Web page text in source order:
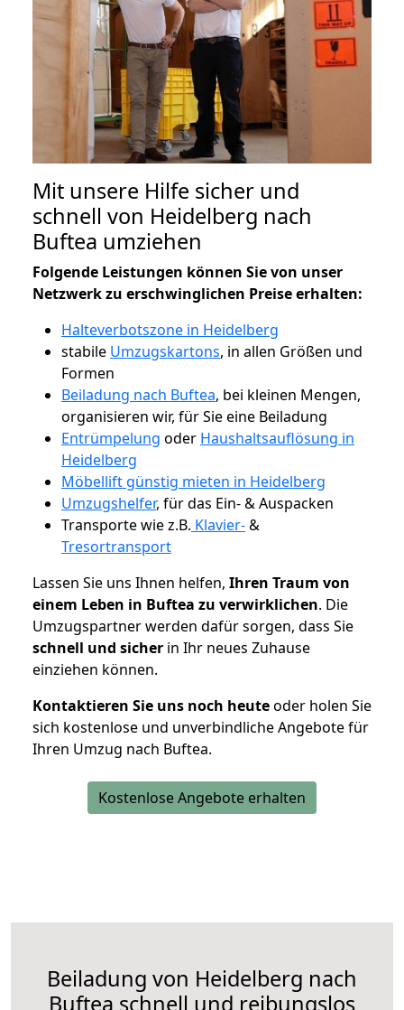
Mit unsere Hilfe sicher und
schnell von Heidelberg nach
Buftea umziehen
Folgende Leistungen können Sie von unser
Netzwerk zu erschwinglichen Preise erhalten:
Halteverbotszone in Heidelberg
stabile Umzugskartons, in allen Größen und
Formen
Beiladung nach Buftea, bei kleinen Mengen,
organisieren wir, für Sie eine Beiladung
Entrümpelung oder Haushaltsauflösung in
Heidelberg
Möbellift günstig mieten in Heidelberg
Umzugshelfer, für das Ein- & Auspacken
Transporte wie z.B. Klavier-&
Tresortransport
Lassen Sie uns Ihnen helfen, Ihren Traum von
einem Leben in Buftea zu verwirklichen. Die
Umzugspartner werden dafür sorgen, dass Sie
schnell und sicher in Ihr neues Zuhause
einziehen können.
Kontaktieren Sie uns noch heuteoder holen Sie
sich kostenlose und unverbindliche Angebote für
Ihren Umzug nach Buftea.
Kostenlose Angebote erhalten
Beiladung von Heidelberg nach
Buftea schnell und reibungslos